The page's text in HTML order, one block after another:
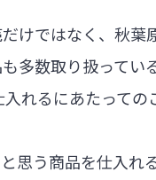
けではなく、秋葉
多数取り扱ってい
れるにあたっての
思う商品を仕入れ